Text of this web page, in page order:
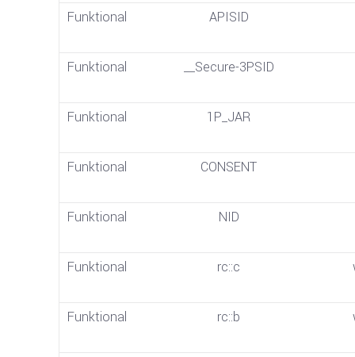
Funktional APISID
Funktional __Secure-3PSID
Funktional 1P_JAR
Funktional CONSENT
Funktional NID
Funktional rc::c
Funktional rc::b